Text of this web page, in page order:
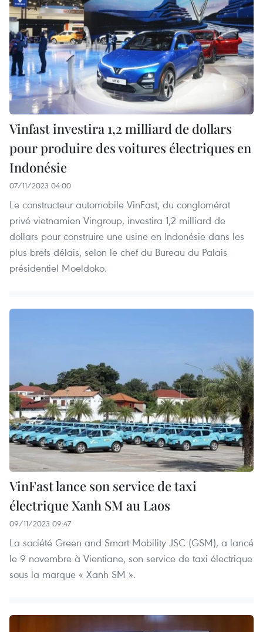
Vinfast investira 1,2 milliard de dollars
pour produire des voitures électriques en
Indonésie
07/11/2023 04:00
Le constructeur automobile VinFast, du conglomérat
privé vietnamien Vingroup, investira 1,2 milliard de
dollars pour construire une usine en Indonésie dans les
plus brefs délais, selon le chef du Bureau du Palais
présidentiel Moeldoko.
VinFast lance son service de taxi
électrique Xanh SM au Laos
09/11/2023 09:47
La société Green and Smart Mobility JSC (GSM), a lancé
le 9 novembre à Vientiane, son service de taxi électrique
sous la marque « Xanh SM ».